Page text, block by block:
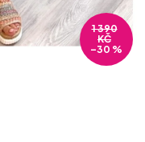
1 390
KČ
–30 %